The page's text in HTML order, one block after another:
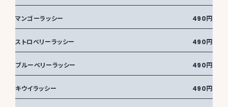
マンゴーラッシー 490円
ストロベリーラッシー 490円
ブルーベリーラッシー 490円
キウイラッシー 490円